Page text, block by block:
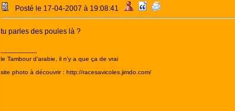
Posté le 17-04-2007 à 19:08:41
tu parles des poules là ?
--------------------
le Tambour d'arabie, il n'y a que ça de vrai
site photo à découvrir : http://racesavicoles.jimdo.com/